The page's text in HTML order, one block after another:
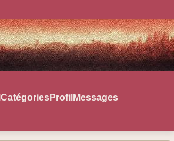
CatégoriesProfil Messages